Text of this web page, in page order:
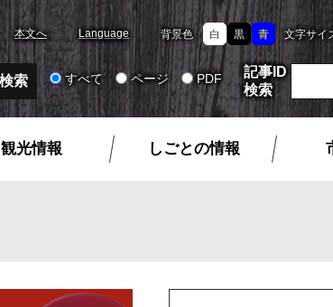
本文へ Language 背景色 白 黒 青 文字サイ
すべて ページ PDF
記事ID
検索
観光情報 しごとの情報